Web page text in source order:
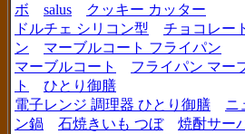
ボ
salus
クッキー カッター
ドルチェ シリコン型
チョコレー
ン
マーブルコート フライパン
マーブルコート
フライパン マー
ト
ひとり御膳
電子レンジ 調理器 ひとり御膳
ニ
ン鍋
石焼きいも つぼ
焼酎サー